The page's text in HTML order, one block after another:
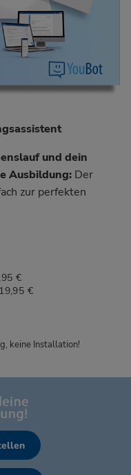
und dein
Ausbildung: Der
zur perfekten
€
€
keine Installation!